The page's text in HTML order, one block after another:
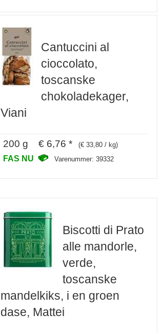
Cantuccini al
cioccolato,
toscanske
chokoladekager,
Viani
200 g € 6,76 * (€ 33,80 / kg)
FAS NU Varenummer: 39332
Biscotti di Prato
alle mandorle,
verde,
toscanske
mandelkiks, i en groen
dase, Mattei